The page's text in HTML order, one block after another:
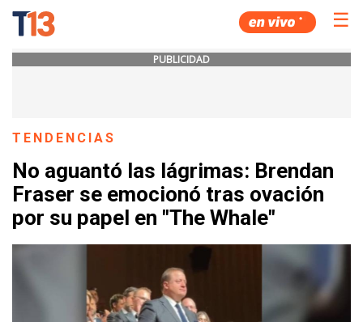
☰
PUBLICIDAD
TENDENCIAS
No aguantó las lágrimas: Brendan
Fraser se emocionó tras ovación
por su papel en "The Whale"